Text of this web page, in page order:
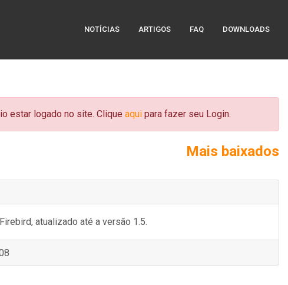
NOTÍCIAS ARTIGOS FAQ DOWNLOADS
estar logado no site. Clique aquipara fazer seu Login.
Mais baixados
atualizado até a versão 1.5.